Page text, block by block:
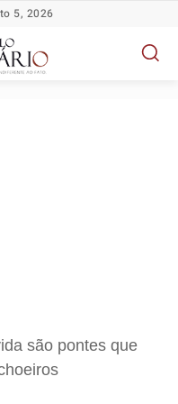
5, 2026
são pontes que